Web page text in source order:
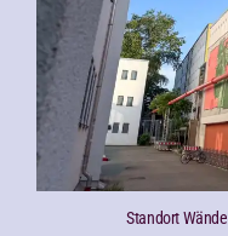
Standort Wände